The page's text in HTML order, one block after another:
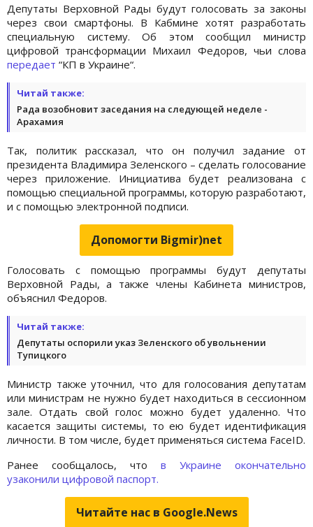
Депутаты Верховной Рады будут голосовать за законы
через свои смартфоны. В Кабмине хотят разработать
специальную систему. Об этом сообщил министр
цифровой трансформации Михаил Федоров, чьи слова
передает “КП в Украине“.
Читай также:
Рада возобновит заседания на следующей неделе -
Арахамия
Так, политик рассказал, что он получил задание от
президента Владимира Зеленского – сделать голосование
через приложение. Инициатива будет реализована с
помощью специальной программы, которую разработают,
и с помощью электронной подписи.
Допомогти Bigmir)net
Голосовать с помощью программы будут депутаты
Верховной Рады, а также члены Кабинета министров,
объяснил Федоров.
Читай также:
Депутаты оспорили указ Зеленского об увольнении
Тупицкого
Министр также уточнил, что для голосования депутатам
или министрам не нужно будет находиться в сессионном
зале. Отдать свой голос можно будет удаленно. Что
касается защиты системы, то ею будет идентификация
личности. В том числе, будет применяться система FaceID.
Ранее сообщалось, что в Украине окончательно
узаконили цифровой паспорт.
Читайте нас в Google.News